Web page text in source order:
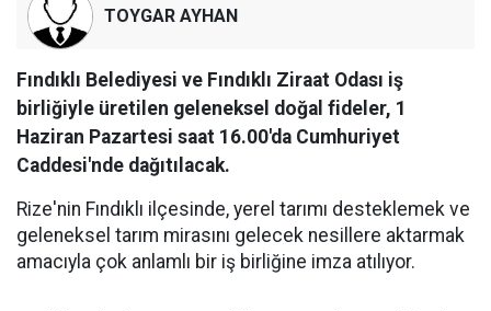
TOYGAR AYHAN
Fındıklı Belediyesi ve Fındıklı Ziraat Odası iş
birliğiyle üretilen geleneksel doğal fideler, 1
Haziran Pazartesi saat 16.00'da Cumhuriyet
Caddesi'nde dağıtılacak.
Rize'nin Fındıklı ilçesinde, yerel tarımı desteklemek ve
geleneksel tarım mirasını gelecek nesillere aktarmak
amacıyla çok anlamlı bir iş birliğine imza atılıyor.